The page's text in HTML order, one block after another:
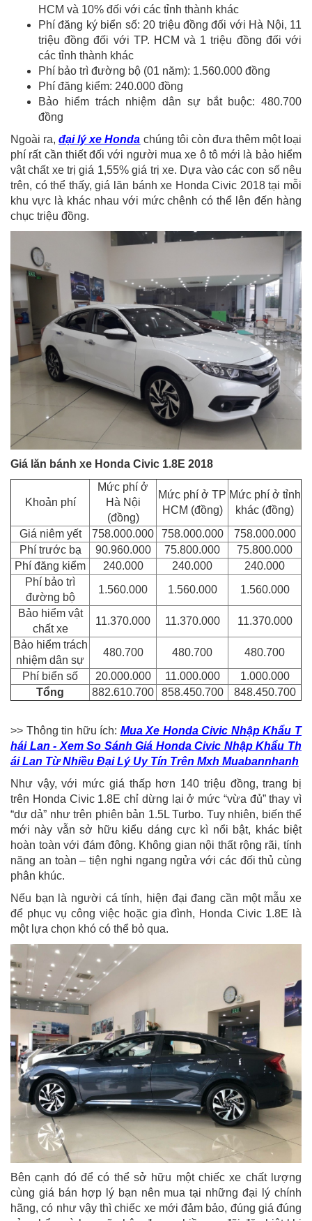
HCM và 10% đối với các tỉnh thành khác
Phí đăng ký biển số: 20 triệu đồng đối với Hà Nội, 11
triệu đồng đối với TP. HCM và 1 triệu đồng đối với
các tỉnh thành khác
Phí bảo trì đường bộ (01 năm): 1.560.000 đồng
Phí đăng kiểm: 240.000 đồng
Bảo hiểm trách nhiệm dân sự bắt buộc: 480.700
đồng
Ngoài ra,đại lý xe Honda chúng tôi còn đưa thêm một loại
phí rất cần thiết đối với người mua xe ô tô mới là bảo hiểm
vật chất xe trị giá 1,55% giá trị xe. Dựa vào các con số nêu
trên, có thể thấy, giá lăn bánh xe Honda Civic 2018 tại mỗi
khu vực là khác nhau với mức chênh có thể lên đến hàng
chục triệu đồng.
Giá lăn bánh xe Honda Civic 1.8E 2018
Khoản phí
Mức phí ở
Hà Nội
(đồng)
Mức phí ở TP
HCM (đồng)
Mức phí ở tỉnh
khác (đồng)
Giá niêm yết
758.000.000 758.000.000
758.000.000
Phí trước bạ
90.960.000 75.800.000
75.800.000
Phí đăng kiểm
240.000 240.000
240.000
Phí bảo trì
đường bộ
1.560.000 1.560.000
1.560.000
Bảo hiểm vật
chất xe
11.370.000 11.370.000
11.370.000
Bảo hiểm trách
nhiệm dân sự
480.700 480.700
480.700
Phí biển số
20.000.000 11.000.000
1.000.000
Tổng
882.610.700 858.450.700 848.450.700
>> Thông tin hữu ích: Mua Xe Honda Civic Nhập Khẩu T
hái Lan - Xem So Sánh Giá Honda Civic Nhập Khẩu Th
ái Lan Từ Nhiều Đại Lý Uy Tín Trên Mxh Muabannhanh
Như vậy, với mức giá thấp hơn 140 triệu đồng, trang bị
trên Honda Civic 1.8E chỉ dừng lại ở mức “vừa đủ” thay vì
“dư dả” như trên phiên bản 1.5L Turbo. Tuy nhiên, biến thể
mới này vẫn sở hữu kiểu dáng cực kì nổi bật, khác biệt
hoàn toàn với đám đông. Không gian nội thất rộng rãi, tính
năng an toàn – tiện nghi ngang ngửa với các đối thủ cùng
phân khúc.
Nếu bạn là người cá tính, hiện đại đang cần một mẫu xe
để phục vụ công việc hoặc gia đình, Honda Civic 1.8E là
một lựa chọn khó có thể bỏ qua.
Bên cạnh đó để có thể sở hữu một chiếc xe chất lượng
cùng giá bán hợp lý bạn nên mua tại những đại lý chính
hãng, có như vậy thì chiếc xe mới đảm bảo, đúng giá đúng